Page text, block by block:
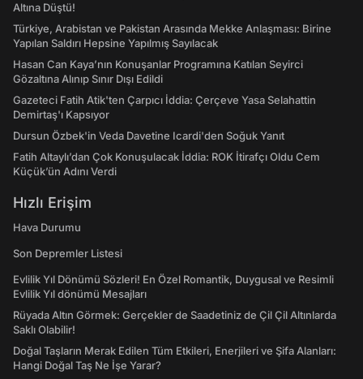
Altına Düştü!
Türkiye, Arabistan ve Pakistan Arasında Mekke Anlaşması: Birine
Yapılan Saldırı Hepsine Yapılmış Sayılacak
Hasan Can Kaya’nın Konuşanlar Programına Katılan Seyirci
Gözaltına Alınıp Sınır Dışı Edildi
Gazeteci Fatih Atik'ten Çarpıcı İddia: Çerçeve Yasa Selahattin
Demirtaş'ı Kapsıyor
Dursun Özbek'in Veda Davetine Icardi'den Soğuk Yanıt
Fatih Altaylı’dan Çok Konuşulacak İddia: ROK İtirafçı Oldu Cem
Küçük’ün Adını Verdi
Hızlı Erişim
Hava Durumu
Son Depremler Listesi
Evlilik Yıl Dönümü Sözleri! En Özel Romantik, Duygusal ve Resimli
Evlilik Yıl dönümü Mesajları
Rüyada Altın Görmek: Gerçekler de Saadetiniz de Çil Çil Altınlarda
Saklı Olabilir!
Doğal Taşların Merak Edilen Tüm Etkileri, Enerjileri ve Şifa Alanları:
Hangi Doğal Taş Ne İşe Yarar?